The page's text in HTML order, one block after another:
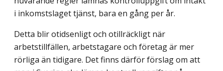
i inkomstslaget tjänst, bara en gång per år.
Detta blir otidsenligt och otillräckligt när
arbetstillfällen, arbetstagare och företag är mer
rörliga än tidigare. Det finns därför förslag om att